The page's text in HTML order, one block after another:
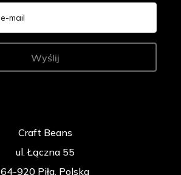
Wyślij
Craft Beans
ul. Łączna 55
64-920 Piła, Polska